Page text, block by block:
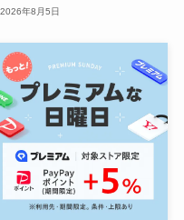
2026年8月5日